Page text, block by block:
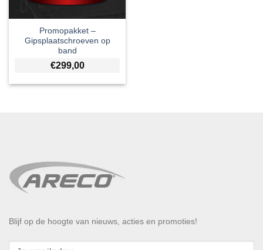
Promopakket –
Gipsplaatschroeven op
band
€299,00
Blijf op de hoogte van nieuws, acties en promoties!